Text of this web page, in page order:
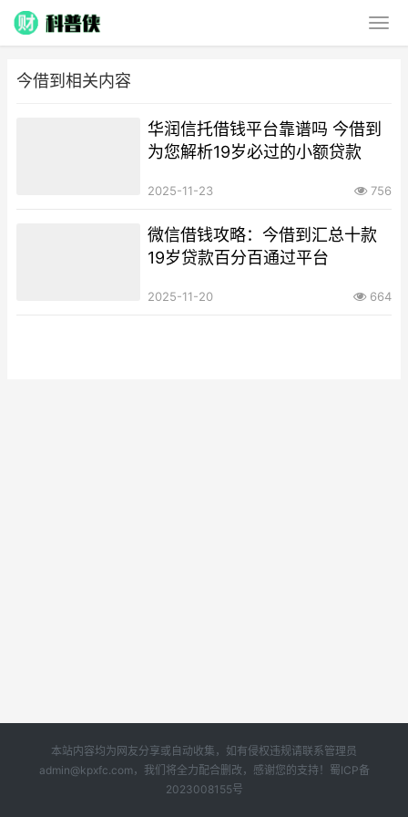
今借到相关内容
华润信托借钱平台靠谱吗 今借到
为您解析19岁必过的小额贷款
2025-11-23 756
微信借钱攻略：今借到汇总十款
19岁贷款百分百通过平台
2025-11-20 664
本站内容均为网友分享或自动收集，如有侵权违规请联系管理员
admin@kpxfc.com，我们将全力配合删改，感谢您的支持！ 蜀ICP备
2023008155号